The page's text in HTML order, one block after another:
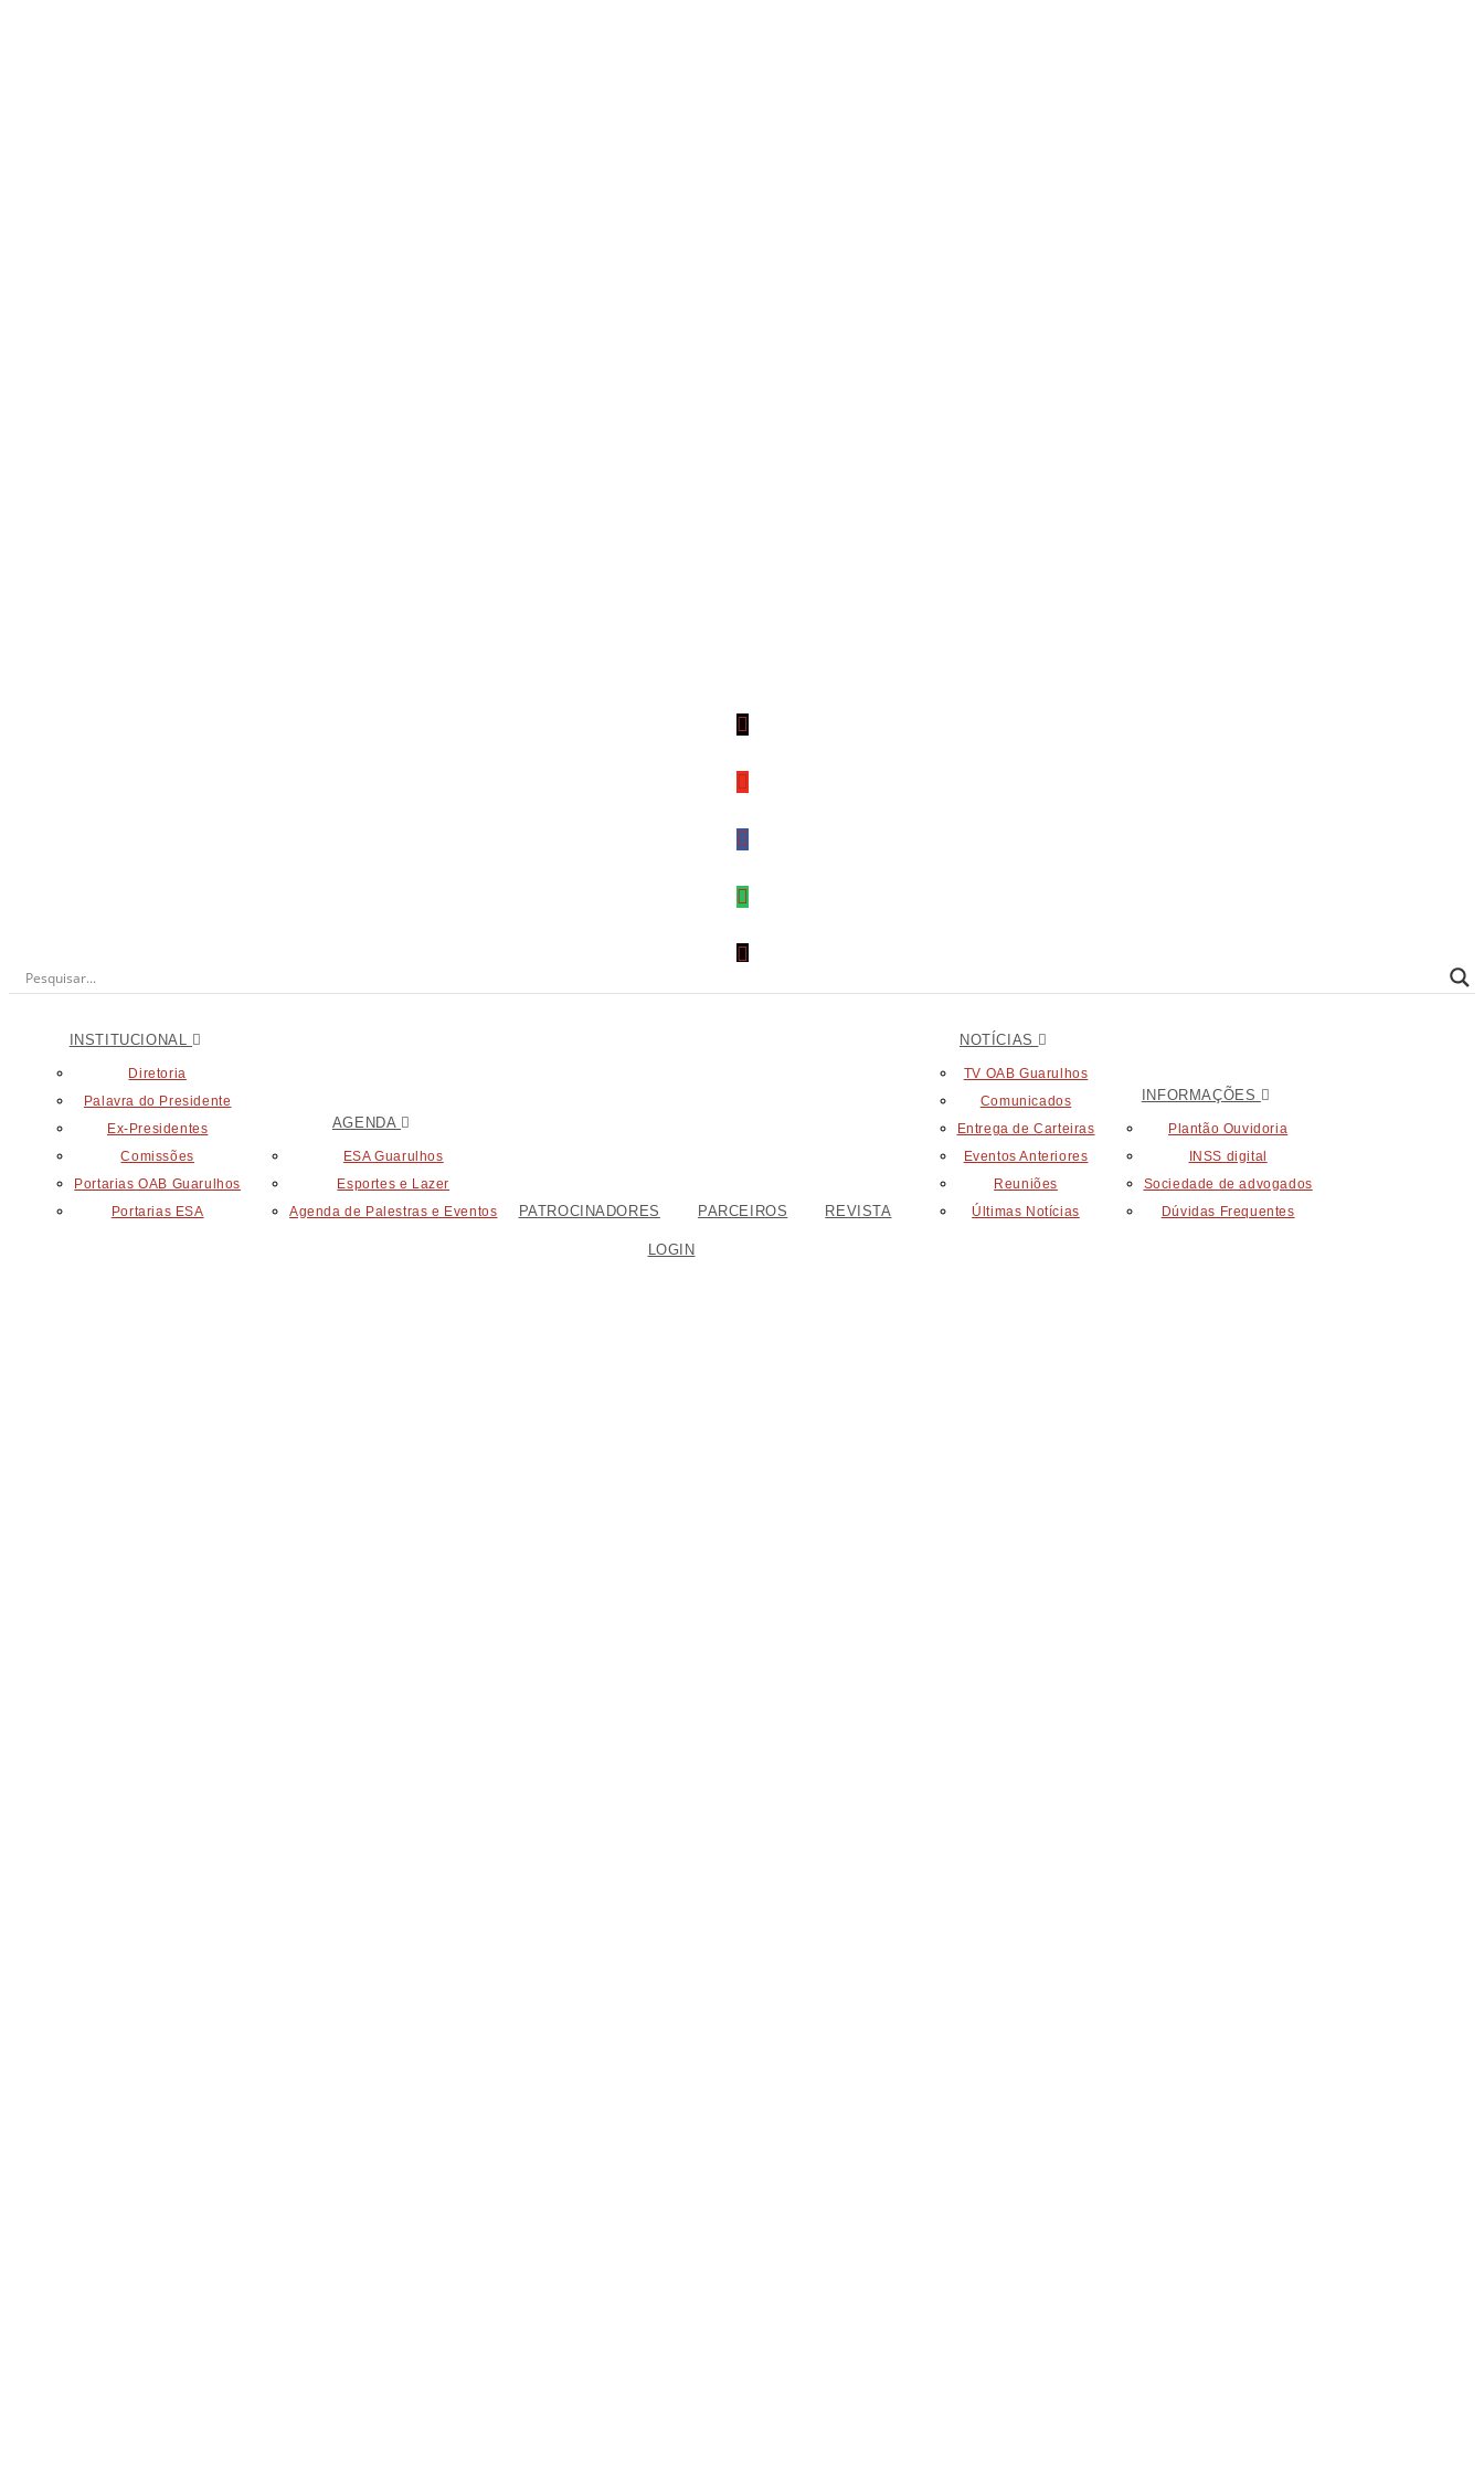
INSTITUCIONAL
Diretoria
Palavra do Presidente
Ex-Presidentes
Comissões
Portarias OAB Guarulhos
Portarias ESA
AGENDA
ESA Guarulhos
Esportes e Lazer
Agenda de Palestras e Eventos
PATROCINADORES PARCEIROS REVISTA
NOTÍCIAS
TV OAB Guarulhos
Comunicados
Entrega de Carteiras
Eventos Anteriores
Reuniões
Últimas Notícias
INFORMAÇÕES
Plantão Ouvidoria
INSS digital
Sociedade de advogados
Dúvidas Frequentes
LOGIN